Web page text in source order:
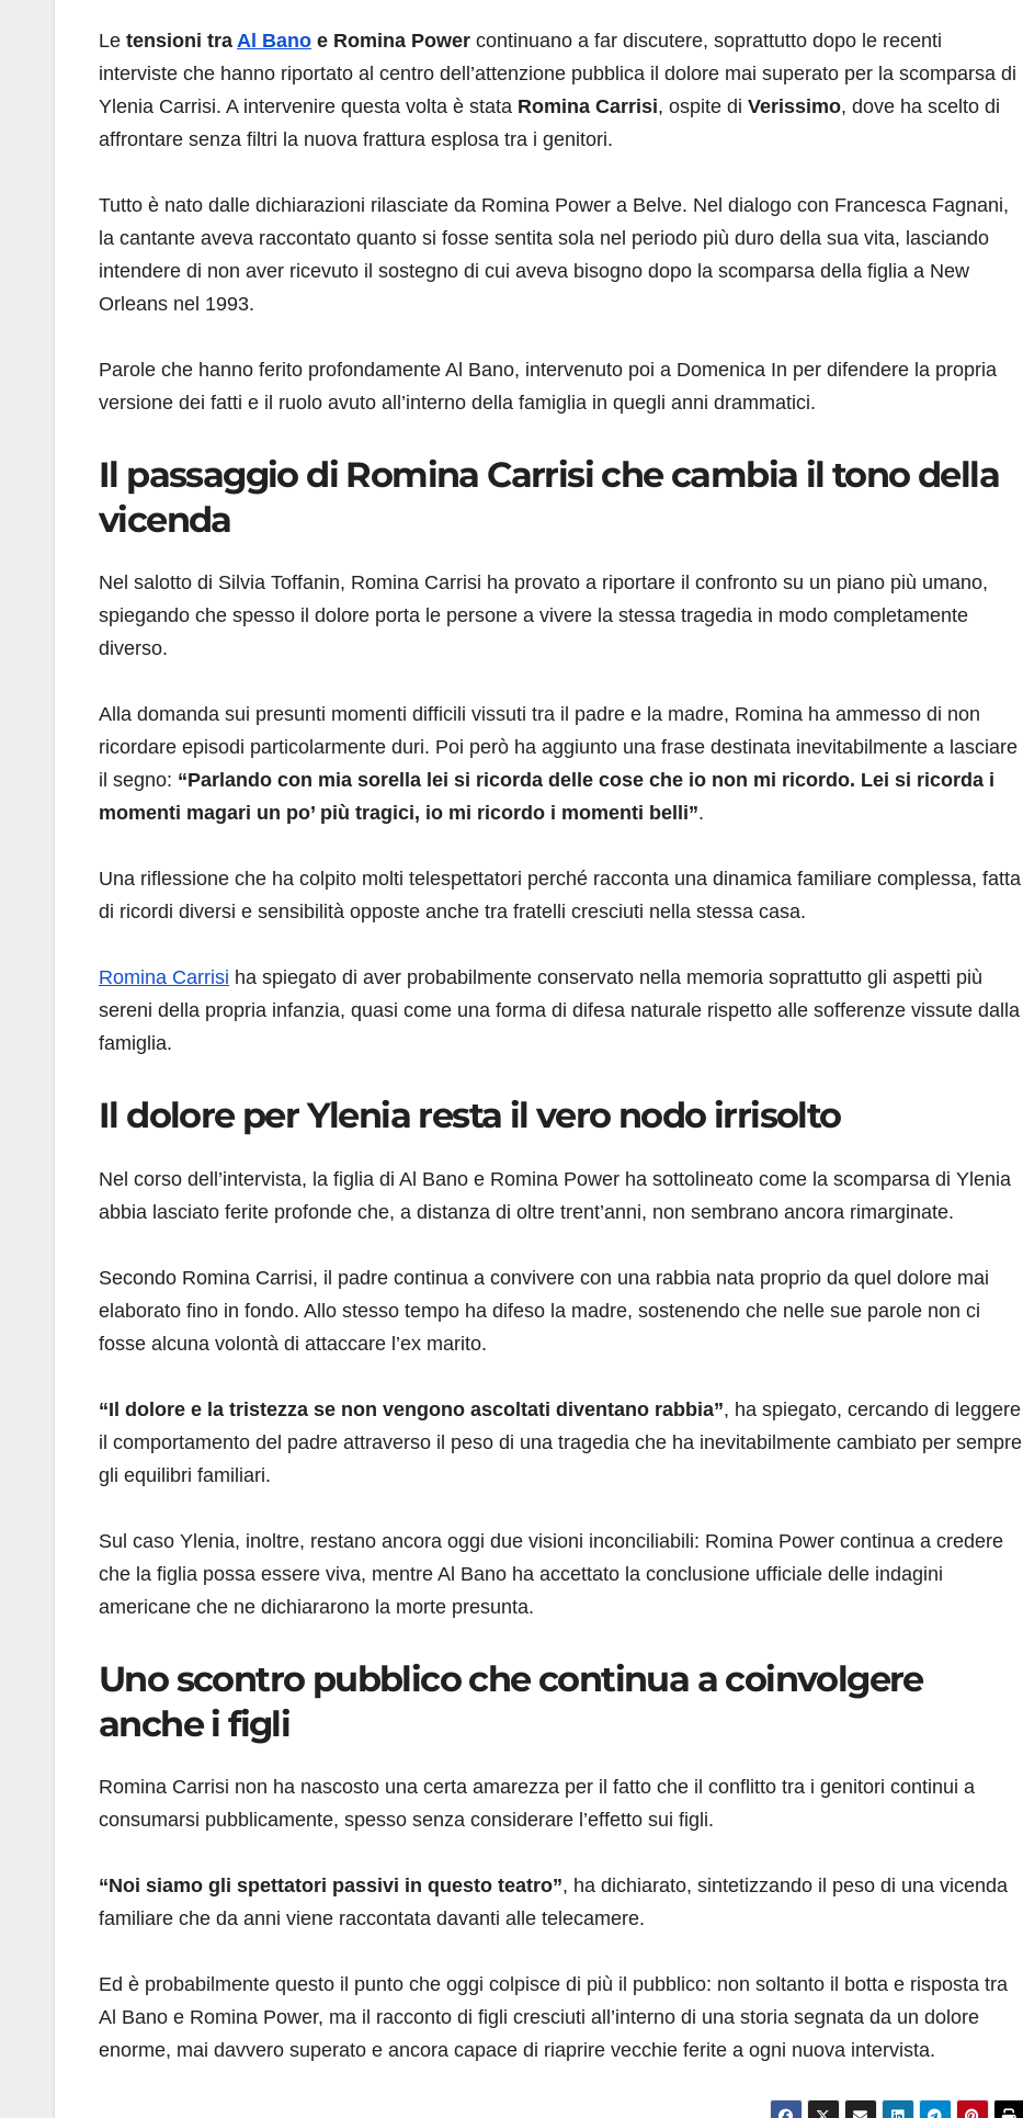
Le tensioni tra Al Bano e Romina Power continuano a far discutere, soprattutto dopo le recenti
interviste che hanno riportato al centro dell’attenzione pubblica il dolore mai superato per la scomparsa di
Ylenia Carrisi. A intervenire questa volta è stata Romina Carrisi, ospite di Verissimo, dove ha scelto di
affrontare senza filtri la nuova frattura esplosa tra i genitori.
Tutto è nato dalle dichiarazioni rilasciate da Romina Power a Belve. Nel dialogo con Francesca Fagnani,
la cantante aveva raccontato quanto si fosse sentita sola nel periodo più duro della sua vita, lasciando
intendere di non aver ricevuto il sostegno di cui aveva bisogno dopo la scomparsa della figlia a New
Orleans nel 1993.
Parole che hanno ferito profondamente Al Bano, intervenuto poi a Domenica In per difendere la propria
versione dei fatti e il ruolo avuto all’interno della famiglia in quegli anni drammatici.
Il passaggio di Romina Carrisi che cambia il tono della
vicenda
Nel salotto di Silvia Toffanin, Romina Carrisi ha provato a riportare il confronto su un piano più umano,
spiegando che spesso il dolore porta le persone a vivere la stessa tragedia in modo completamente
diverso.
Alla domanda sui presunti momenti difficili vissuti tra il padre e la madre, Romina ha ammesso di non
ricordare episodi particolarmente duri. Poi però ha aggiunto una frase destinata inevitabilmente a lasciare
il segno: “Parlando con mia sorella lei si ricorda delle cose che io non mi ricordo. Lei si ricorda i
momenti magari un po’ più tragici, io mi ricordo i momenti belli”.
Una riflessione che ha colpito molti telespettatori perché racconta una dinamica familiare complessa, fatta
di ricordi diversi e sensibilità opposte anche tra fratelli cresciuti nella stessa casa.
Romina Carrisi ha spiegato di aver probabilmente conservato nella memoria soprattutto gli aspetti più
sereni della propria infanzia, quasi come una forma di difesa naturale rispetto alle sofferenze vissute dalla
famiglia.
Il dolore per Ylenia resta il vero nodo irrisolto
Nel corso dell’intervista, la figlia di Al Bano e Romina Power ha sottolineato come la scomparsa di Ylenia
abbia lasciato ferite profonde che, a distanza di oltre trent’anni, non sembrano ancora rimarginate.
Secondo Romina Carrisi, il padre continua a convivere con una rabbia nata proprio da quel dolore mai
elaborato fino in fondo. Allo stesso tempo ha difeso la madre, sostenendo che nelle sue parole non ci
fosse alcuna volontà di attaccare l’ex marito.
“Il dolore e la tristezza se non vengono ascoltati diventano rabbia”, ha spiegato, cercando di leggere
il comportamento del padre attraverso il peso di una tragedia che ha inevitabilmente cambiato per sempre
gli equilibri familiari.
Sul caso Ylenia, inoltre, restano ancora oggi due visioni inconciliabili: Romina Power continua a credere
che la figlia possa essere viva, mentre Al Bano ha accettato la conclusione ufficiale delle indagini
americane che ne dichiararono la morte presunta.
Uno scontro pubblico che continua a coinvolgere
anche i figli
Romina Carrisi non ha nascosto una certa amarezza per il fatto che il conflitto tra i genitori continui a
consumarsi pubblicamente, spesso senza considerare l’effetto sui figli.
“Noi siamo gli spettatori passivi in questo teatro”, ha dichiarato, sintetizzando il peso di una vicenda
familiare che da anni viene raccontata davanti alle telecamere.
Ed è probabilmente questo il punto che oggi colpisce di più il pubblico: non soltanto il botta e risposta tra
Al Bano e Romina Power, ma il racconto di figli cresciuti all’interno di una storia segnata da un dolore
enorme, mai davvero superato e ancora capace di riaprire vecchie ferite a ogni nuova intervista.